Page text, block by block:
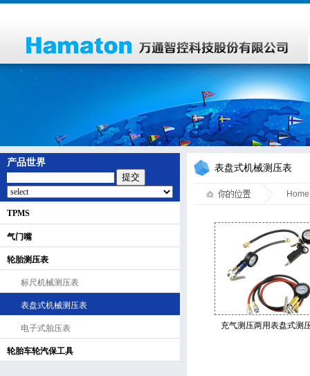
产品世界
提交
TPMS
气门嘴
轮胎测压表
标尺机械测压表
表盘式机械测压表
电子式胎压表
轮胎车轮汽保工具
表盘式机械测压表
Home
充气测压两用表盘式测